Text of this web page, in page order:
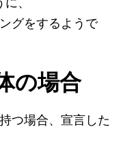
グをするようで
の場合
つ場合、宣言した